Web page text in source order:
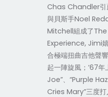
Chas Chandler引
與貝斯手Noel
Mitchell組成了
Experience, Jimi
合極端扭曲吉他聲
起一陣旋風；’67年
Joe”、“Purple
Cries Mary”三度